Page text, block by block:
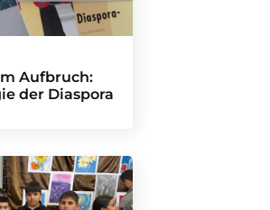
Aufbruch:
der Diaspora